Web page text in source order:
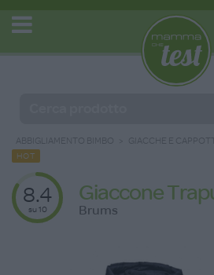
ABBIGLIAMENTO BIMBO GIACCHE E
HOT
8.4
su 10
Giaccone
Brums